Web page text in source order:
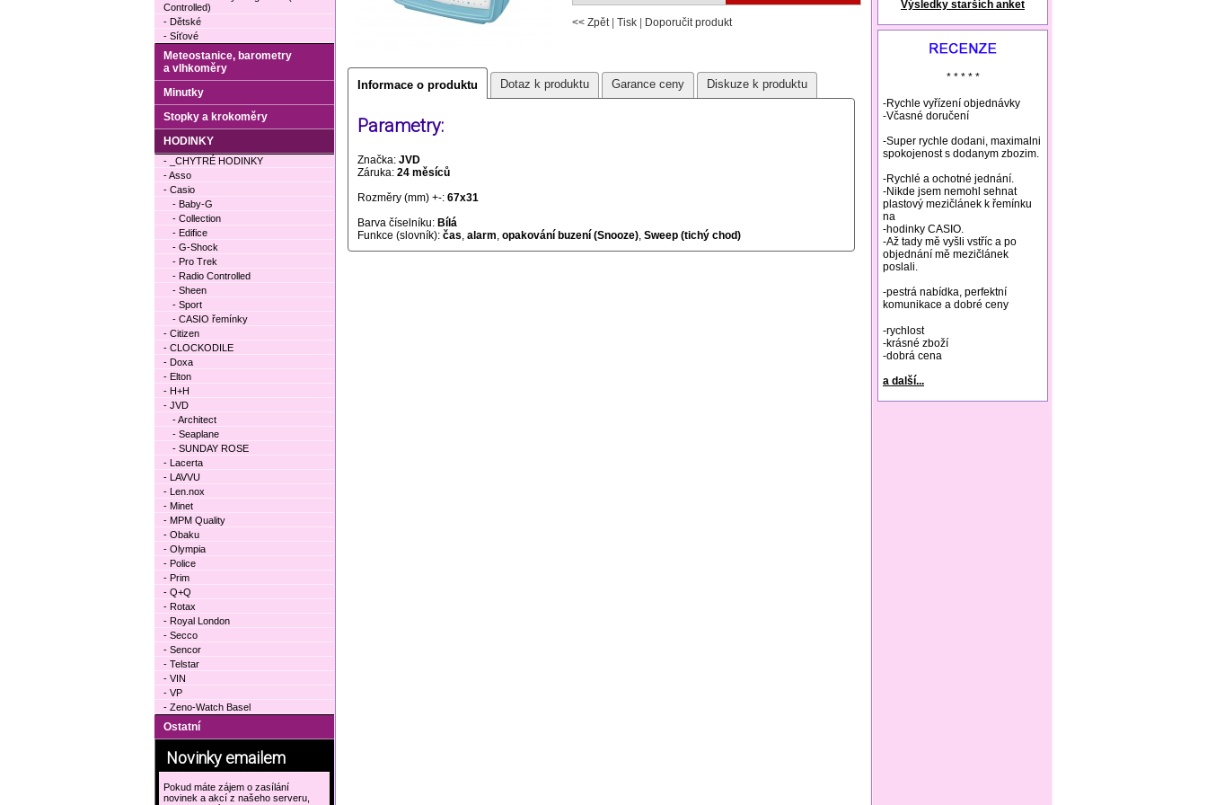
<< Zpět| Tisk Doporučit produkt
Informace o produktu Dotaz k produktu Garance ceny Diskuze k produktu
Parametry:
Značka: JVD
Záruka: 24 měsíců
Rozměry (mm) +-: 67x31
Barva číselníku: Bílá
Funkce (slovník): čas, alarm, opakování buzení (Snooze), Sweep (tichý chod)
natural remedies rosacea
Výsledky starších anket
* * * * *
-Rychle vyřízení objednávky
-Včasné doručení
-Super rychle dodani, maximalni
spokojenost s dodanym zbozim.
-Rychlé a ochotné jednání.
-Nikde jsem nemohl sehnat
plastový mezičlánek k řemínku
na
-hodinky CASIO.
-Až tady mě vyšli vstříc a po
objednání mě mezičlánek
poslali.
-pestrá nabídka, perfektní
komunikace a dobré ceny
-rychlost
-krásné zboží
-dobrá cena
a další...
Controlled)
- Dětské
- Síťové
Meteostanice, barometry
a vlhkoměry
Minutky
Stopky a krokoměry
HODINKY
- _CHYTRÉ HODINKY
- Asso
- Casio
- Baby-G
- Collection
- Edifice
- G-Shock
- Pro Trek
- Radio Controlled
- Sheen
- Sport
- CASIO řemínky
- Citizen
- CLOCKODILE
- Doxa
- Elton
- H+H
- JVD
- Architect
- Seaplane
- SUNDAY ROSE
- Lacerta
- LAVVU
- Len.nox
- Minet
- MPM Quality
- Obaku
- Olympia
- Police
- Prim
- Q+Q
- Rotax
- Royal London
- Secco
- Sencor
- Telstar
- VIN
- VP
- Zeno-Watch Basel
Ostatní
Novinky emailem
Pokud máte zájem o zasílání
novinek a akcí z našeho serveru,